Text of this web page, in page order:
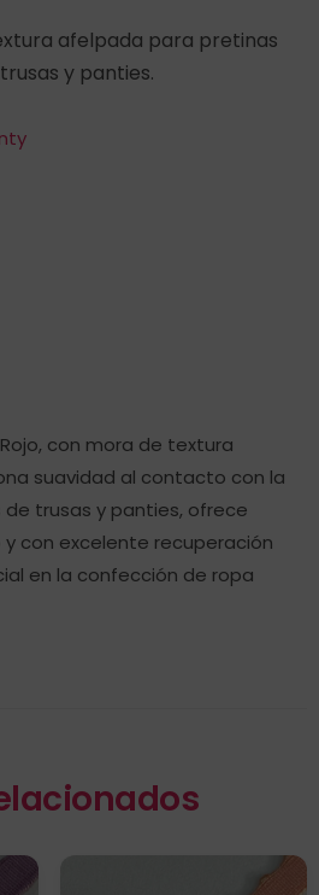
afelpada para pretinas
y panties.
con mora de textura
suavidad al contacto con la
trusas y panties, ofrece
con excelente recuperación
en la confección de ropa